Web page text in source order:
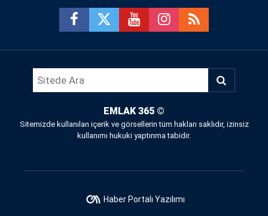
EMLAK 365 ©
Sitemizde kullanılan içerik ve görsellerin tüm hakları saklıdır, izinsiz
kullanımı hukuki yaptırıma tabidir.
Haber Portalı Yazılımı